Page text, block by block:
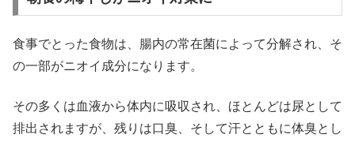
食事でとった食物は、腸内の常在菌によって分解され、そ
の一部がニオイ成分になります。
その多くは血液から体内に吸収され、ほとんどは尿として
排出されますが、残りは口臭、そして汗とともに体臭とし